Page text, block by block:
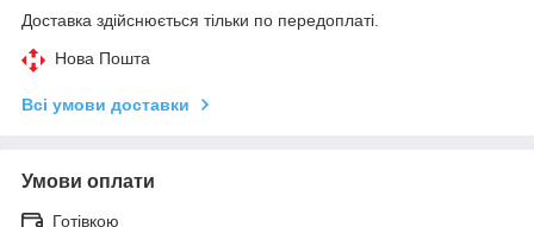
Доставка здійснюється тільки по передоплаті.
Нова Пошта
Всі умови доставки
Умови оплати
Готівкою